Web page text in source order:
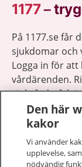
1177–
På 1177.se får
sjukdomar och
Logga in för
vårdärenden.
1177 ger dig
Den här
kakor
Vi använder
upplevelse,
nödvändig